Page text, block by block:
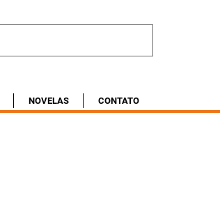
NOVELAS CONTATO